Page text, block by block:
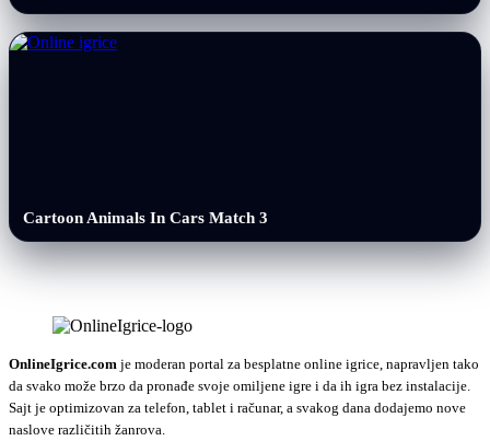
Cartoon Animals In Cars Match 3
OnlineIgrice.com je moderan portal za besplatne online igrice, napravljen tako
da svako može brzo da pronađe svoje omiljene igre i da ih igra bez instalacije.
Sajt je optimizovan za telefon, tablet i računar, a svakog dana dodajemo nove
naslove različitih žanrova.